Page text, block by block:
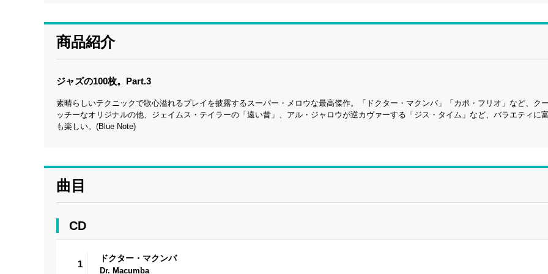
商品紹介
ジャズの100枚。Part.3
素晴らしいテクニックで歌心溢れるプレイを披露するスーパー・メロウな最高傑作。「ドクター・マクンバ」「カポ・フリオ」など、ク
ッチーなオリジナルの他、ジェイムス・テイラーの「遠い昔」、アル・ジャロウが逆カヴァーする「ジス・タイム」など、バラエティに
も楽しい。(Blue Note)
曲目
CD
1
ドクター・マクンバ
Dr. Macumba